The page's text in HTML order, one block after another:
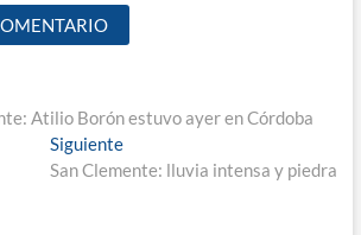
Atilio Borón estuvo ayer en Córdoba
Siguiente
San Clemente: lluvia intensa y piedra